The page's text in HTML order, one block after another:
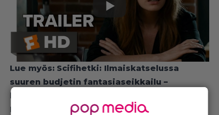
Lue myös: Scifihetki: Ilmaiskatselussa
suuren budjetin fantasiaseikkailu –
Lue myös:
Nyt ilmaiskatselussa: Neo-noir-